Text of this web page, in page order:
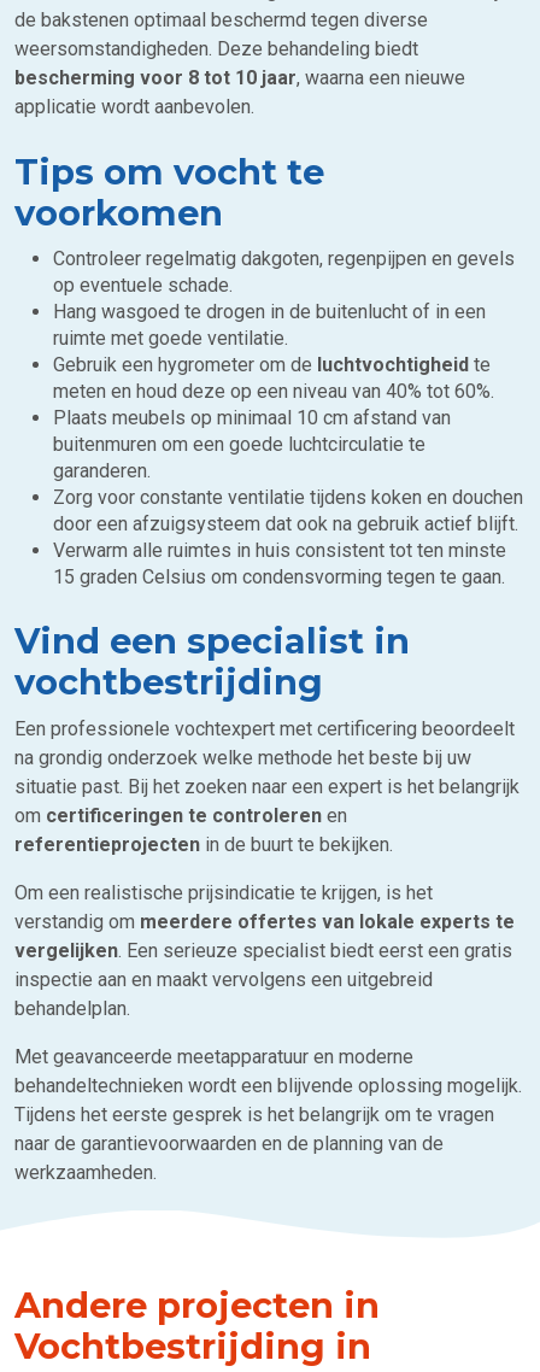
de bakstenen optimaal beschermd tegen diverse
weersomstandigheden. Deze behandeling biedt
bescherming voor 8 tot 10 jaar, waarna een nieuwe
applicatie wordt aanbevolen.
Tips om vocht te
voorkomen
Controleer regelmatig dakgoten, regenpijpen en gevels
op eventuele schade.
Hang wasgoed te drogen in de buitenlucht of in een
ruimte met goede ventilatie.
Gebruik een hygrometer om de luchtvochtigheid te
meten en houd deze op een niveau van 40% tot 60%.
Plaats meubels op minimaal 10 cm afstand van
buitenmuren om een goede luchtcirculatie te
garanderen.
Zorg voor constante ventilatie tijdens koken en douchen
door een afzuigsysteem dat ook na gebruik actief blijft.
Verwarm alle ruimtes in huis consistent tot ten minste
15 graden Celsius om condensvorming tegen te gaan.
Vind een specialist in
vochtbestrijding
Een professionele vochtexpert met certificering beoordeelt
na grondig onderzoek welke methode het beste bij uw
situatie past. Bij het zoeken naar een expert is het belangrijk
om certificeringen te controleren en
referentieprojecten in de buurt te bekijken.
Om een realistische prijsindicatie te krijgen, is het
verstandig om meerdere offertes van lokale experts te
vergelijken. Een serieuze specialist biedt eerst een gratis
inspectie aan en maakt vervolgens een uitgebreid
behandelplan.
Met geavanceerde meetapparatuur en moderne
behandeltechnieken wordt een blijvende oplossing mogelijk.
Tijdens het eerste gesprek is het belangrijk om te vragen
naar de garantievoorwaarden en de planning van de
werkzaamheden.
Andere projecten in
Vochtbestrijding in